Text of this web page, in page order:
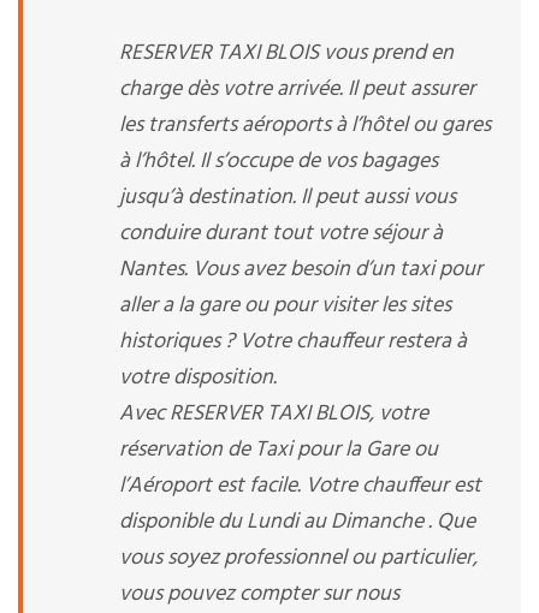
RESERVER TAXI BLOIS vous prend en
charge dès votre arrivée. Il peut assurer
les transferts aéroports à l’hôtel ou gares
à l’hôtel. Il s’occupe de vos bagages
jusqu’à destination. Il peut aussi vous
conduire durant tout votre séjour à
Nantes. Vous avez besoin d’un taxi pour
aller a la gare ou pour visiter les sites
historiques ? Votre chauffeur restera à
votre disposition.
Avec RESERVER TAXI BLOIS, votre
réservation de Taxi pour la Gare ou
l’Aéroport est facile. Votre chauffeur est
disponible du Lundi au Dimanche . Que
vous soyez professionnel ou particulier,
vous pouvez compter sur nous